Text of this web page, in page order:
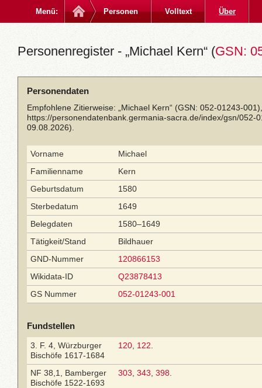
Menü: Personen Volltext Über
Personenregister - „Michael Kern“ (GSN:
Personendaten
Empfohlene Zitierweise: „Michael Kern“ (GSN: 052-01243-
https://personendatenbank.germania-sacra.de/index/gsn/052-
09.08.2026).
Vorname
Michael
Familienname
Kern
Geburtsdatum
1580
Sterbedatum
1649
Belegdaten
1580–1649
Tätigkeit/Stand
Bildhauer
GND-Nummer
120866153
Wikidata-ID
Q23878413
GS Nummer
052-01243-001
Fundstellen
3. F. 4, Würzburger
Bischöfe 1617-1684
120 122
NF 38,1, Bamberger
Bischöfe 1522-1693
303 343 398